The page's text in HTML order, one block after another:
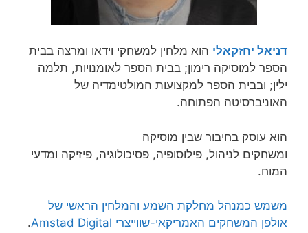
דניאל יחזקאלי הוא מלחין למשחקי וידאו ומרצה בבית
הספר למוסיקה רימון; בבית הספר לאומנויות, תלמה
ילין; ובבית הספר למקצועות המולטימדיה של
האוניברסיטה הפתוחה.
הוא עוסק בחיבור שבין מוסיקה
ומשחקים לניהול, פילוסופיה, פסיכולוגיה, פיזיקה ומדעי
המוח.
משמש כמנהל מחלקת השמע והמלחין הראשי של
אולפן המשחקים האמריקאי-שווייצרי Amstad Digital
.